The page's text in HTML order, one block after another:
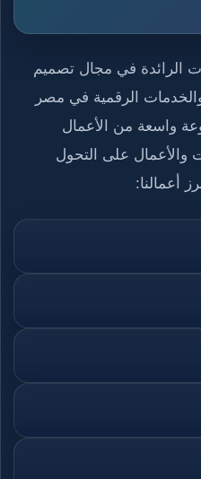
الرائدة في مجال تصميم
والخدمات الرقمية في مصر
واسعة من الأعمال
والأعمال على التحول
أعمالنا: